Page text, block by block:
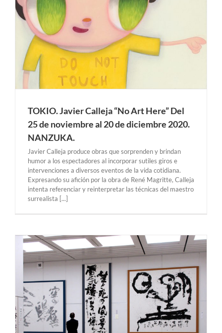
TOKIO. Javier Calleja “No Art Here” Del
25 de noviembre al 20 de diciembre 2020.
NANZUKA.
Javier Calleja produce obras que sorprenden y brindan
humor a los espectadores al incorporar sutiles giros e
intervenciones a diversos eventos de la vida cotidiana.
Expresando su afición por la obra de René Magritte, Calleja
intenta referenciar y reinterpretar las técnicas del maestro
surrealista [...]